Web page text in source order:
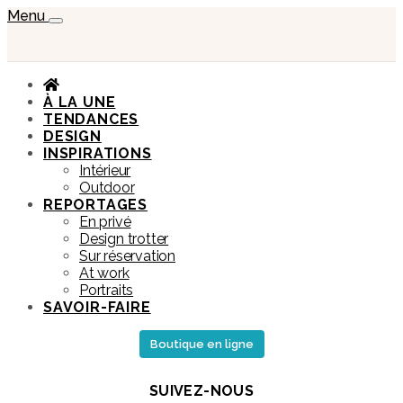
Menu
À LA UNE
TENDANCES
DESIGN
INSPIRATIONS
Intérieur
Outdoor
REPORTAGES
En privé
Design trotter
Sur réservation
At work
Portraits
SAVOIR-FAIRE
Boutique en ligne
SUIVEZ-NOUS